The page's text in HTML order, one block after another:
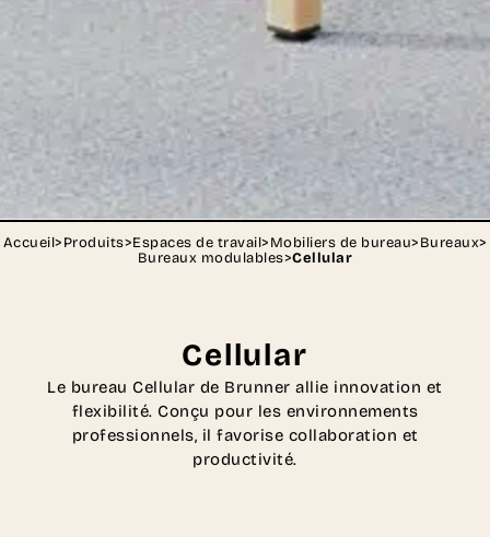
Accueil>Produits>Espaces de travail>Mobiliers de bureau>Bureaux>
Bureaux modulables>Cellular
Cellular
Le bureau Cellular de Brunner allie innovation et
flexibilité. Conçu pour les environnements
professionnels, il favorise collaboration et
productivité.